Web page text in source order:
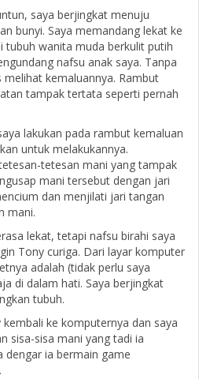
saya berjingkat menuju
bunyi. Saya memandang lekat ke
wanita muda berkulit putih
nafsu anak saya. Tanpa
kemaluannya. Rambut
tampak tertata seperti pernah
lakukan pada rambut kemaluan
untuk melakukannya.
tetesan mani yang tampak
mani tersebut dengan jari
dan menjilati jari tangan
mani.
lekat, tetapi nafsu birahi saya
Tony curiga. Dari layar komputer
adalah (tidak perlu saya
di dalam hati. Saya berjingkat
tubuh.
ke komputernya dan saya
sisa-sisa mani yang tadi ia
dengar ia bermain game